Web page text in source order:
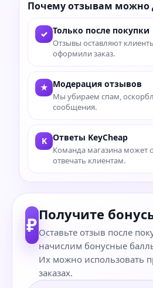
Почему отзывам можно
✓ Только после покупки
Отзывы оставляют
оформили заказ.
★ Модерация отзывов
Мы убираем спам,
сообщения.
K Ответы KeyCheap
Команда магазина может
отвечать клиентам.
₽Получите
Оставьте отзыв после
начислим бонусные
Их можно использовать
заказах.